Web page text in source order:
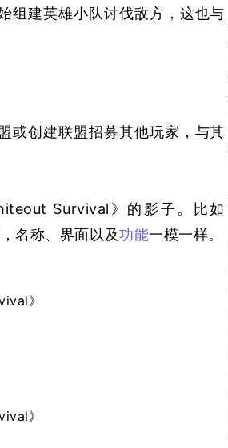
组建英雄小队讨伐敌方，这也与
或创建联盟招募其他玩家，与其
Survival》的影子。比如
名称、界面以及功能一模一样。
》
》